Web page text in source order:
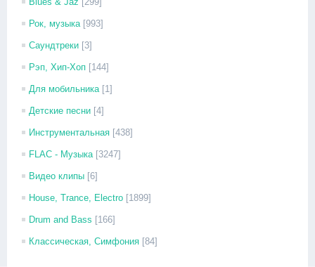
Рок, музыка [993]
Саундтреки [3]
Рэп, Хип-Хоп [144]
Для мобильника [1]
Детские песни [4]
Инструментальная [438]
FLAC - Музыка [3247]
Видео клипы [6]
House, Trance, Electro [1899]
Drum and Bass [166]
Классическая, Симфония [84]